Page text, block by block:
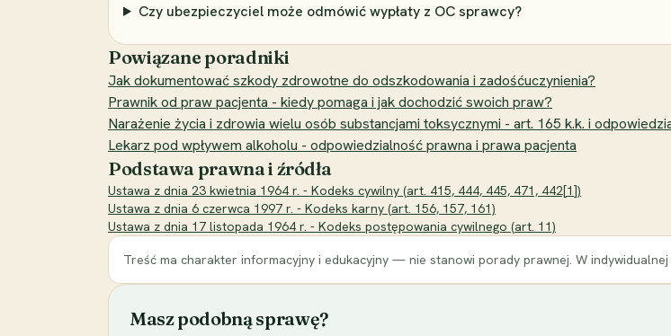
Czy ubezpieczyciel może odmówić wypłaty z OC sprawcy?
Powiązane poradniki
Jak dokumentować szkody zdrowotne do odszkodowania i zadośćuczynienia?
Prawnik od praw pacjenta - kiedy pomaga i jak dochodzić swoich praw?
Narażenie życia i zdrowia wielu osób substancjami toksycznymi - art. 165 k.k. i
Lekarz pod wpływem alkoholu - odpowiedzialność prawna i prawa pacjenta
Podstawa prawna i źródła
Ustawa z dnia 23 kwietnia 1964 r. - Kodeks cywilny (art. 415, 444, 445, 471, 442[1])
Ustawa z dnia 6 czerwca 1997 r. - Kodeks karny (art. 156, 157, 161)
Ustawa z dnia 17 listopada 1964 r. - Kodeks postępowania cywilnego (art. 11)
Treść ma charakter informacyjny i edukacyjny — nie stanowi porady prawnej. W
Masz podobną sprawę?